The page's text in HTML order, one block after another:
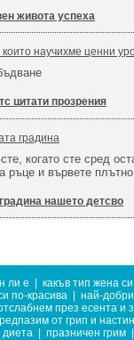
живота успеха
научихме ценни
цитати прозрения
градина
когато сте сред
ръце и вървете
нашето детсво
ли е
какъв тип жена си
по-красива
най-
през есента и
от грип и
празничен грим